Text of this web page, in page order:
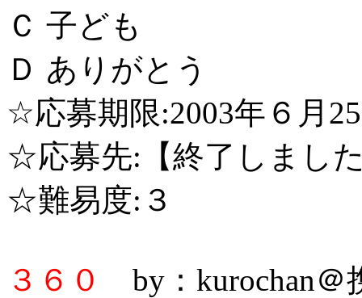
Ｃ 子ども
Ｄ ありがとう
☆応募期限:2003年６月
☆応募先:【終了しまし
☆難易度:３
３６０
by：kurochan